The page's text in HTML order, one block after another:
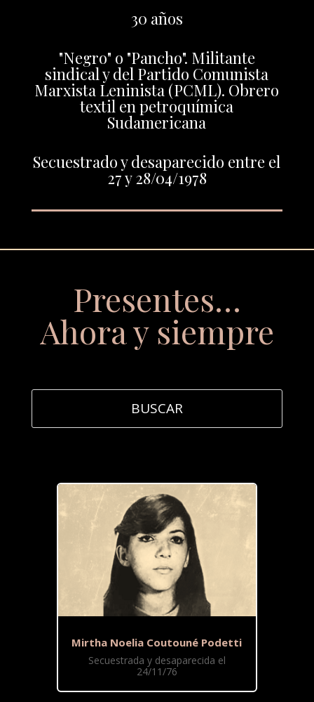
30 años
"Negro" o "Pancho". Militante
sindical y del Partido Comunista
Marxista Leninista (PCML). Obrero
textil en petroquímica
Sudamericana
Secuestrado y desaparecido entre el
27 y 28/04/1978
Presentes…
Ahora y siempre
Mirtha Noelia Coutouné Podetti
Secuestrada y desaparecida el
24/11/76